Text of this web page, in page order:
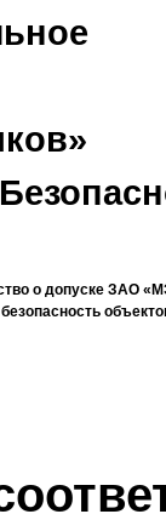
о допуске ЗАО